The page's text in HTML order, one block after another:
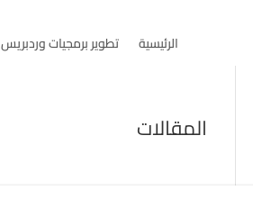
الرئيسية تطوير برمجيات وردبريس
المقالات